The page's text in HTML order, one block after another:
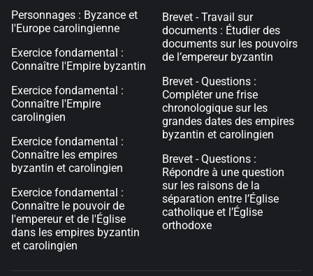
Personnages : Byzance et
l'Europe carolingienne
Exercice fondamental :
Connaître l'Empire byzantin
Exercice fondamental :
Connaître l'Empire
carolingien
Exercice fondamental :
Connaître les empires
byzantin et carolingien
Exercice fondamental :
Connaître le pouvoir de
l'empereur et de l'Église
dans les empires byzantin
et carolingien
Brevet - Travail sur
documents : Étudier des
documents sur les pouvoirs
de l’empereur byzantin
Brevet - Questions :
Compléter une frise
chronologique sur les
grandes dates des empires
byzantin et carolingien
Brevet - Questions :
Répondre à une question
sur les raisons de la
séparation entre l’Église
catholique et l’Église
orthodoxe